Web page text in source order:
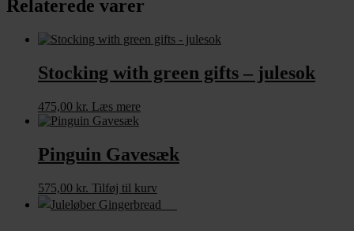
Relaterede varer
Stocking with green gifts – julesok
475,00 kr. Læs mere
Pinguin Gavesæk
575,00 kr. Tilføj til kurv